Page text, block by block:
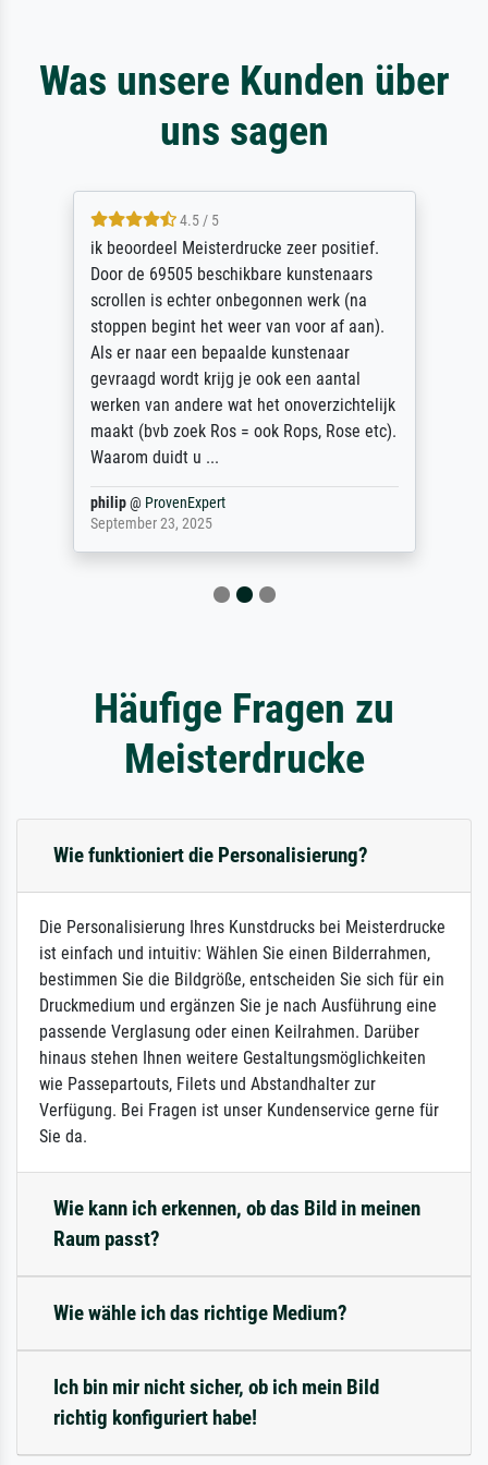
Was unsere Kunden über
uns sagen
4.5 / 5
ik beoordeel Meisterdrucke zeer positief.
Door de 69505 beschikbare kunstenaars
scrollen is echter onbegonnen werk (na
stoppen begint het weer van voor af aan).
Als er naar een bepaalde kunstenaar
gevraagd wordt krijg je ook een aantal
werken van andere wat het onoverzichtelijk
maakt (bvb zoek Ros = ook Rops, Rose etc).
Waarom duidt u ...
philip@ ProvenExpert
September 23, 2025
Häufige Fragen zu
Meisterdrucke
Wie funktioniert die Personalisierung?
Die Personalisierung Ihres Kunstdrucks bei Meisterdrucke
ist einfach und intuitiv: Wählen Sie einen Bilderrahmen,
bestimmen Sie die Bildgröße, entscheiden Sie sich für ein
Druckmedium und ergänzen Sie je nach Ausführung eine
passende Verglasung oder einen Keilrahmen. Darüber
hinaus stehen Ihnen weitere Gestaltungsmöglichkeiten
wie Passepartouts, Filets und Abstandhalter zur
Verfügung. Bei Fragen ist unser Kundenservice gerne für
Sie da.
Wie kann ich erkennen, ob das Bild in meinen
Raum passt?
Wie wähle ich das richtige Medium?
Ich bin mir nicht sicher, ob ich mein Bild
richtig konfiguriert habe!